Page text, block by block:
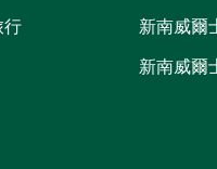
行
新南威爾
新南威爾